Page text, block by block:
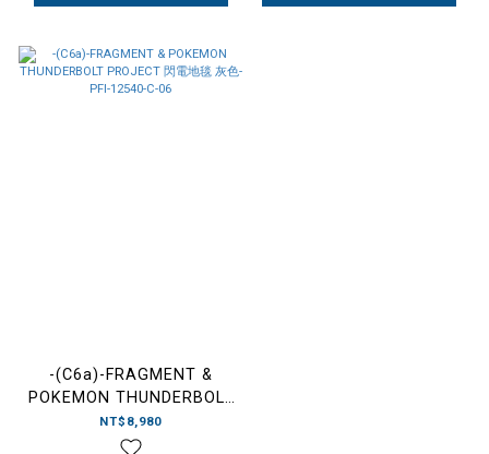
-(C6a)-FRAGMENT &
POKEMON THUNDERBOLT
PROJECT 閃電地毯 灰色-
PFI-12540-C-06
NT$8,980